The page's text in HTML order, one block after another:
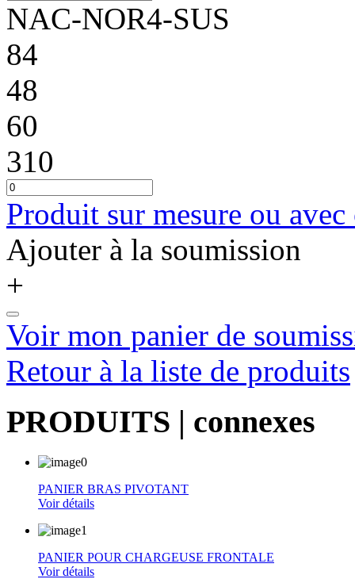
NAC-NOR4-SUS
84
48
60
310
Produit sur mesure ou
Ajouter à la soumission
+
Voir mon panier de
Retour à la liste de produits
PRODUITS | connexes
PANIER BRAS PIVOTANT
Voir détails
PANIER POUR CHARGEUSE FRONTALE
Voir détails